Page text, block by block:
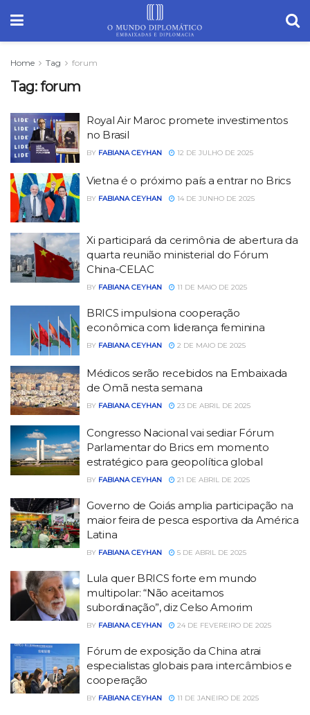
Home Tag forum
Tag:forum
Royal Air Maroc promete investimentos
no Brasil
BY FABIANA CEYHAN 12 DE JULHO DE 2025
Vietna é o próximo país a entrar no Brics
BY FABIANA CEYHAN 14 DE JUNHO DE 2025
Xi participará da cerimônia de abertura da
quarta reunião ministerial do Fórum
China-CELAC
BY FABIANA CEYHAN 11 DE MAIO DE 2025
BRICS impulsiona cooperação
econômica com liderança feminina
BY FABIANA CEYHAN 2 DE MAIO DE 2025
Médicos serão recebidos na Embaixada
de Omã nesta semana
BY FABIANA CEYHAN 23 DE ABRIL DE 2025
Congresso Nacional vai sediar Fórum
Parlamentar do Brics em momento
estratégico para geopolítica global
BY FABIANA CEYHAN 21 DE ABRIL DE 2025
Governo de Goiás amplia participação na
maior feira de pesca esportiva da América
Latina
BY FABIANA CEYHAN 5 DE ABRIL DE 2025
Lula quer BRICS forte em mundo
multipolar: “Não aceitamos
subordinação”, diz Celso Amorim
BY FABIANA CEYHAN 24 DE FEVEREIRO DE 2025
Fórum de exposição da China atrai
especialistas globais para intercâmbios e
cooperação
BY FABIANA CEYHAN 11 DE JANEIRO DE 2025